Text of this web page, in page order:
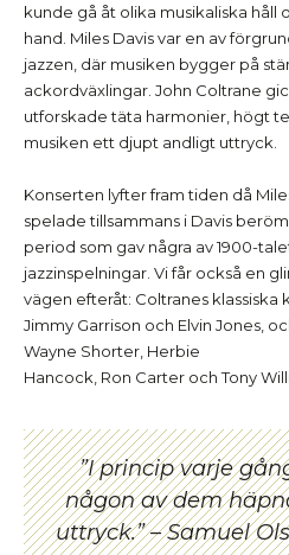
kunde gå åt olika musikaliska håll
hand. Miles Davis var en av
jazzen, där musiken bygger på
ackordväxlingar. John Coltrane
utforskade täta harmonier, högt
musiken ett djupt andligt uttryck.
Konserten lyfter fram tiden då
spelade tillsammans i Davis
period som gav några av 1900-
jazzinspelningar. Vi får också en
vägen efteråt: Coltranes klassiska
Jimmy Garrison och Elvin Jones,
Wayne Shorter, Herbie
Hancock, Ron Carter och Tony
”I princip varje
någon av dem
uttryck.” – Samuel